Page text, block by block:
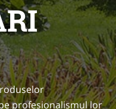
profesionalismul lor